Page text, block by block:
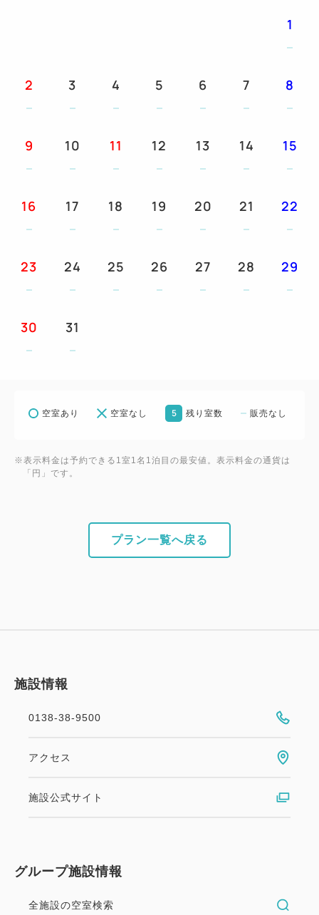
・電車：函館市電 「宝来町」電停・「十字街」電停
より徒歩約4分
来町下車）
・車：JR「函館駅」より約5分・函館空港より約20
【駐車場】
駐車場をご用意しております。
事前の予約は承っておりません、到着順でのご案内
・1泊（15:00～11:00）1000円 早着料金（12:00～
15:00）30分毎100円
・当ホテルではSDGsの取組の一環として、連泊時の
1
2 3 4 5 6 7 8
9 10 11 12 13 14 15
16 17 18 19 20 21 22
23 24 25 26 27 28 29
30 31
空室あり 空室なし 5 残り室数 販売なし
※表示料金は予約できる1室1名1泊目の最安値。表示料金の通貨は
「円」です。
プラン一覧へ戻る
施設情報
0138-38-9500
アクセス
施設公式サイト
グループ施設情報
全施設の空室検索